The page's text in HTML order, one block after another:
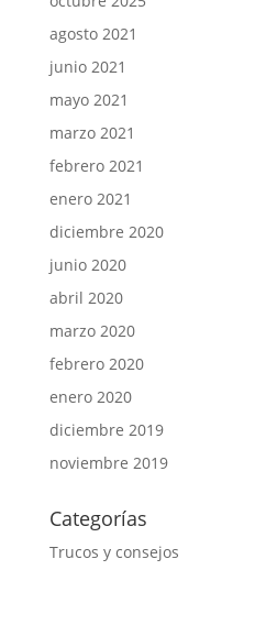
agosto 2021
junio 2021
mayo 2021
marzo 2021
febrero 2021
enero 2021
diciembre 2020
junio 2020
abril 2020
marzo 2020
febrero 2020
enero 2020
diciembre 2019
noviembre 2019
Categorías
Trucos y consejos